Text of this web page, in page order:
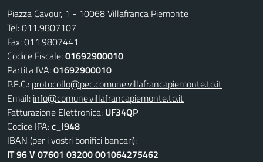
Piazza Cavour, 1 - 10068 Villafranca Piemonte
Tel:011.9807107
Fax:011.9807441
Codice Fiscale:01692900010
Partita IVA:01692900010
P.E.C.: protocollo@pec.comune.villafrancapiemonte.to.it
Email: info@comune.villafrancapiemonte.to.it
Fatturazione Elettronica: UF34QP
Codice IPA:c_l948
IBAN (per i vostri bonifici bancari):
IT 96 V 07601 03200 001064275462